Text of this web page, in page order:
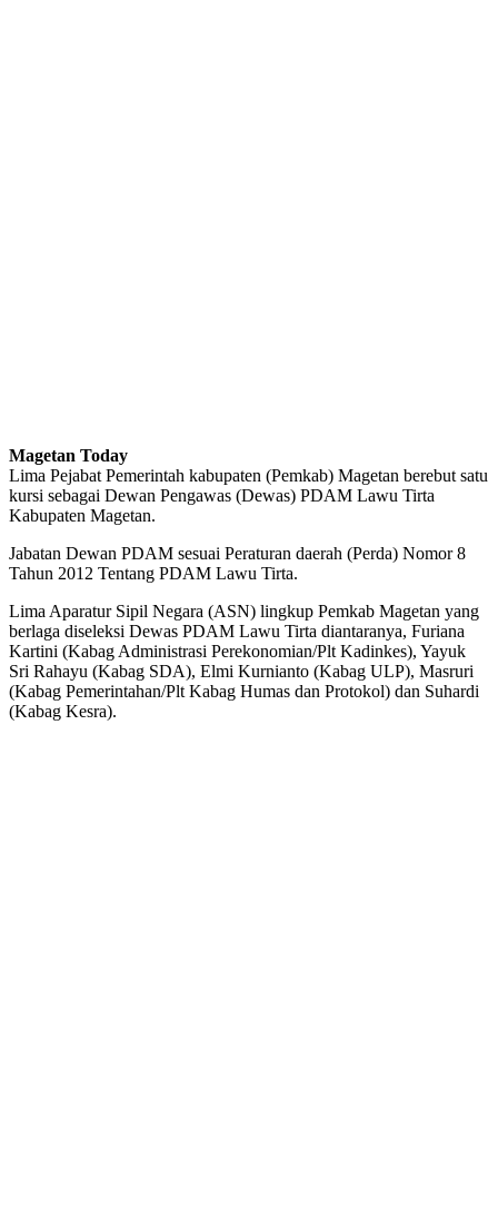
Magetan Today
Lima Pejabat Pemerintah kabupaten (Pemkab) Magetan berebut satu
kursi sebagai Dewan Pengawas (Dewas) PDAM Lawu Tirta
Kabupaten Magetan.
Jabatan Dewan PDAM sesuai Peraturan daerah (Perda) Nomor 8
Tahun 2012 Tentang PDAM Lawu Tirta.
Lima Aparatur Sipil Negara (ASN) lingkup Pemkab Magetan yang
berlaga diseleksi Dewas PDAM Lawu Tirta diantaranya, Furiana
Kartini (Kabag Administrasi Perekonomian/Plt Kadinkes), Yayuk
Sri Rahayu (Kabag SDA), Elmi Kurnianto (Kabag ULP), Masruri
(Kabag Pemerintahan/Plt Kabag Humas dan Protokol) dan Suhardi
(Kabag Kesra).